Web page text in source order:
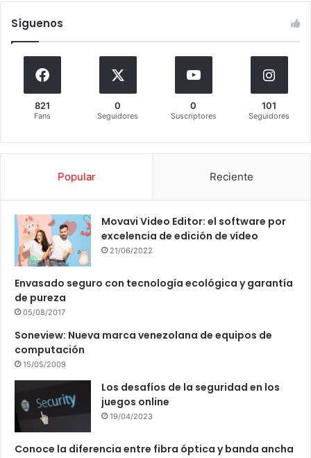
Síguenos
821
Fans
0
Seguidores
0
Suscriptores
101
Seguidores
Popular Reciente
Movavi Video Editor: el software por
excelencia de edición de vídeo
21/06/2022
Envasado seguro con tecnología ecológica y garantía
de pureza
05/08/2017
Soneview: Nueva marca venezolana de equipos de
computación
15/05/2009
Los desafíos de la seguridad en los
juegos online
19/04/2023
Conoce la diferencia entre fibra óptica y banda ancha